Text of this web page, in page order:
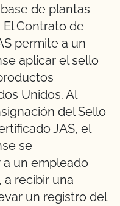
de plantas
Contrato de
permite a un
aplicar el sello
Unidos. Al
del Sello
JAS, el
se
un empleado
recibir una
un registro del